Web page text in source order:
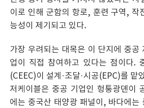
이로 인해 군함의 항로, 훈련 구역, 작
능성이 제기되고 있다.
가장 우려되는 대목은 이 단지에 중공
업이 직접 참여하고 있다는 점이다.
(CEEC)이 설계·조달·시공(EPC)를 맡
저케이블은 중공 기업인 헝퉁광뎬이
에는 중국산 태양광 패널이, 바다에는